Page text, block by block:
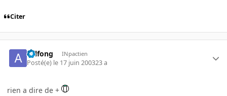
Citer
axlfong INpactien
Posté(e) le 17 juin 200323 a
rien a dire de +